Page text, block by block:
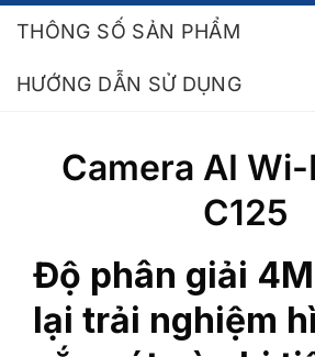
THÔNG SỐ SẢN PHẨM
HƯỚNG DẪN SỬ DỤNG
Camera AI Wi-
C125
Độ phân giải
lại trải nghiệm